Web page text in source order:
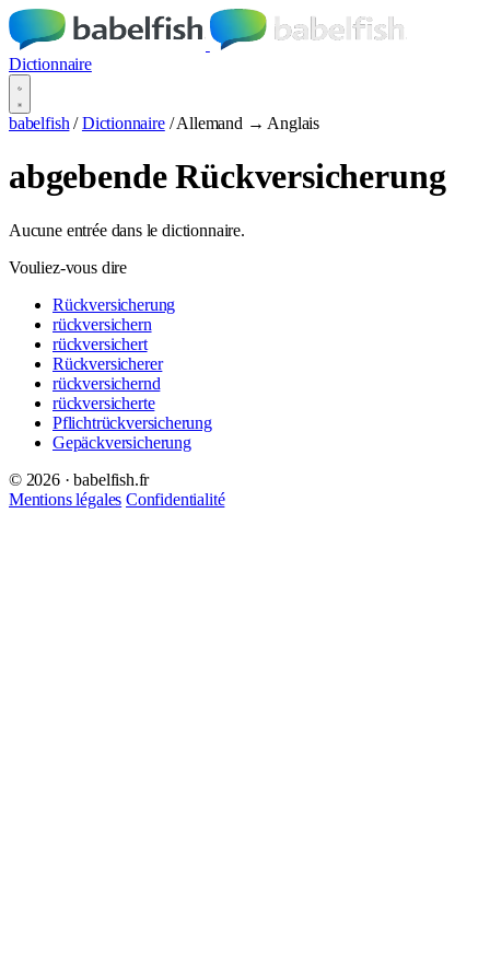
Dictionnaire
babelfish / Dictionnaire / Allemand → Anglais
abgebende Rückversicherung
Aucune entrée dans le dictionnaire.
Vouliez-vous dire
Rückversicherung
rückversichern
rückversichert
Rückversicherer
rückversichernd
rückversicherte
Pflichtrückversicherung
Gepäckversicherung
© 2026 · babelfish.fr
Mentions légales Confidentialité